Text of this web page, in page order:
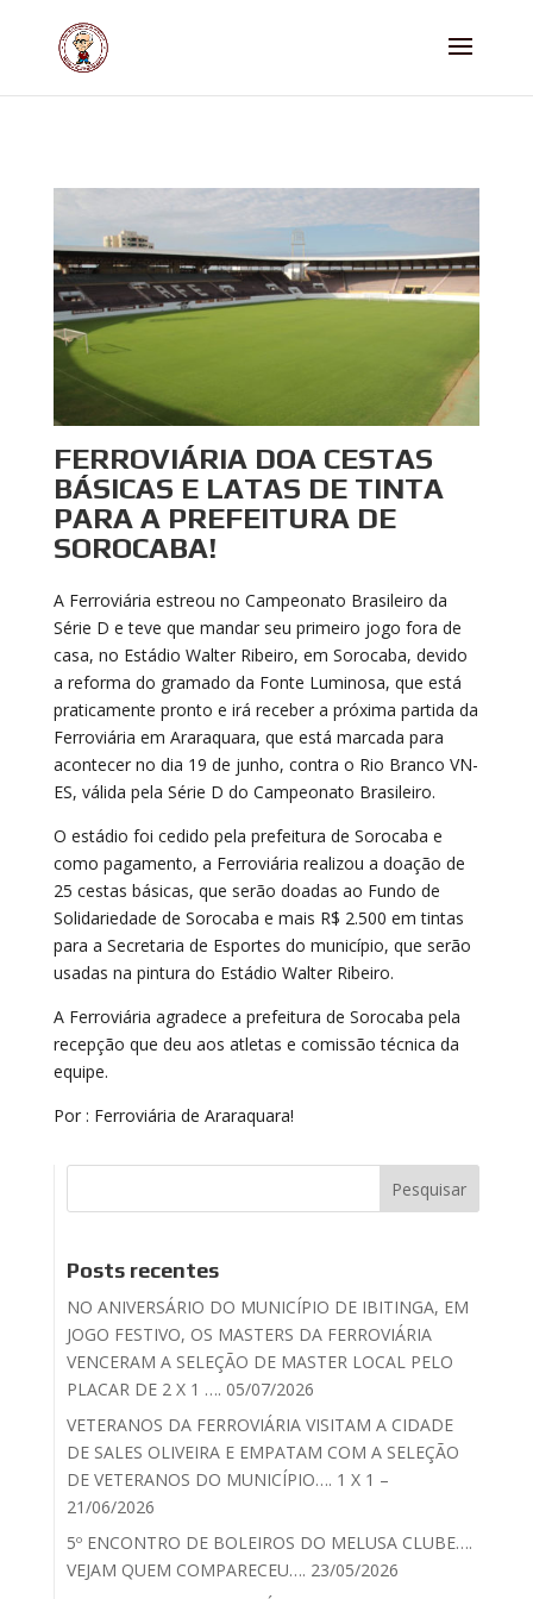
FERROVIÁRIA DOA CESTAS
BÁSICAS E LATAS DE TINTA
PARA A PREFEITURA DE
SOROCABA!
A Ferroviária estreou no Campeonato Brasileiro da
Série D e teve que mandar seu primeiro jogo fora de
casa, no Estádio Walter Ribeiro, em Sorocaba, devido
a reforma do gramado da Fonte Luminosa, que está
praticamente pronto e irá receber a próxima partida da
Ferroviária em Araraquara, que está marcada para
acontecer no dia 19 de junho, contra o Rio Branco VN-
ES, válida pela Série D do Campeonato Brasileiro.
O estádio foi cedido pela prefeitura de Sorocaba e
como pagamento, a Ferroviária realizou a doação de
25 cestas básicas, que serão doadas ao Fundo de
Solidariedade de Sorocaba e mais R$ 2.500 em tintas
para a Secretaria de Esportes do município, que serão
usadas na pintura do Estádio Walter Ribeiro.
A Ferroviária agradece a prefeitura de Sorocaba pela
recepção que deu aos atletas e comissão técnica da
equipe.
Por : Ferroviária de Araraquara!
Posts recentes
NO ANIVERSÁRIO DO MUNICÍPIO DE IBITINGA, EM
JOGO FESTIVO, OS MASTERS DA FERROVIÁRIA
VENCERAM A SELEÇÃO DE MASTER LOCAL PELO
PLACAR DE 2 X 1 …. 05/07/2026
VETERANOS DA FERROVIÁRIA VISITAM A CIDADE
DE SALES OLIVEIRA E EMPATAM COM A SELEÇÃO
DE VETERANOS DO MUNICÍPIO…. 1 X 1 –
21/06/2026
5º ENCONTRO DE BOLEIROS DO MELUSA CLUBE….
VEJAM QUEM COMPARECEU…. 23/05/2026